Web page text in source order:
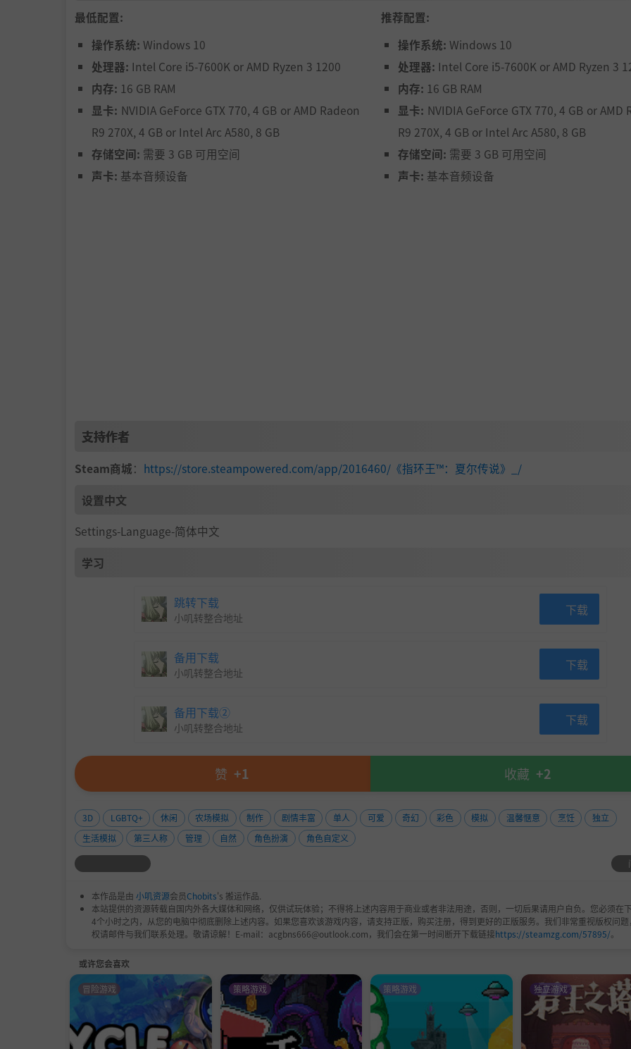
饮食即热爱 –没有美食，霍
的一天是不完整的！你可以通过钓鱼、园艺和采集，把你的劳动成果储存在食品储藏室里。你还可以随着时间的
在你的家园里收获时令作物和鲜花。而温暖的厨房，就是用餐时间的烹饪技巧展示场！你不仅能参加第二顿早餐
举办晚宴招待霍比特人同乡。与满座宾朋一同聚餐，增进你们之间的关系吧。
最低配置:
操作系统: Windows 10
处理器: Intel Core i5-7600K or AMD Ryzen 3 1200
内存: 16 GB RAM
显卡: NVIDIA GeForce GTX 770, 4 GB or AMD Radeon
R9 270X, 4 GB or Intel Arc A580, 8 GB
存储空间: 需要 3 GB 可用空间
声卡: 基本音频设备
推荐配置:
操作系统: Windows 10
处理器: Intel Core i5-7600K or AMD Ryzen 3
内存: 16 GB RAM
显卡: NVIDIA GeForce GTX 770, 4 GB or AMD
R9 270X, 4 GB or Intel Arc A580, 8 GB
存储空间: 需要 3 GB 可用空间
声卡: 基本音频设备
支持作者
Steam商城： https://store.steampowered.com/app/2016460/《指环王™：夏尔传说》_/
设置中文
Settings-Language-简体中文
学习
跳转下载
小叽转整合地址 下载
备用下载
小叽转整合地址 下载
备用下载②
小叽转整合地址 下载
赞 +1 收藏 +2
3D LGBTQ+ 休闲 农场模拟 制作 剧情丰富 单人 可爱 奇幻 彩色 模拟 温馨惬意 烹饪
独立
生活模拟
第三人称 管理 自然 角色扮演 角色自定义
本作品是由 小叽资源会员Chobits's 搬运作品.
本站提供的资源转载自国内外各大媒体和网络，仅供试玩体验；不得将上述内容用于商业或者非法用途，否则，一切后果请用户自负。您必须在
4个小时之内，从您的电脑中彻底删除上述内容。如果您喜欢该游戏内容，请支持正版，购买注册，得到更好的正版服务。我们非常重视版权问题
权请邮件与我们联系处理。敬请谅解！E-mail：acgbns666@outlook.com，我们会在第一时间断开下载链接https://steamzg.com/57895/。
或许您会喜欢
冒险游戏 策略游戏 策略游戏 独立游戏